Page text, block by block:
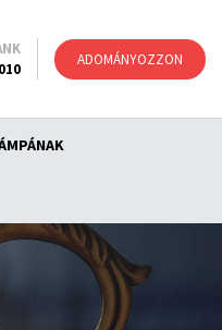
ADOMÁNYOZZON